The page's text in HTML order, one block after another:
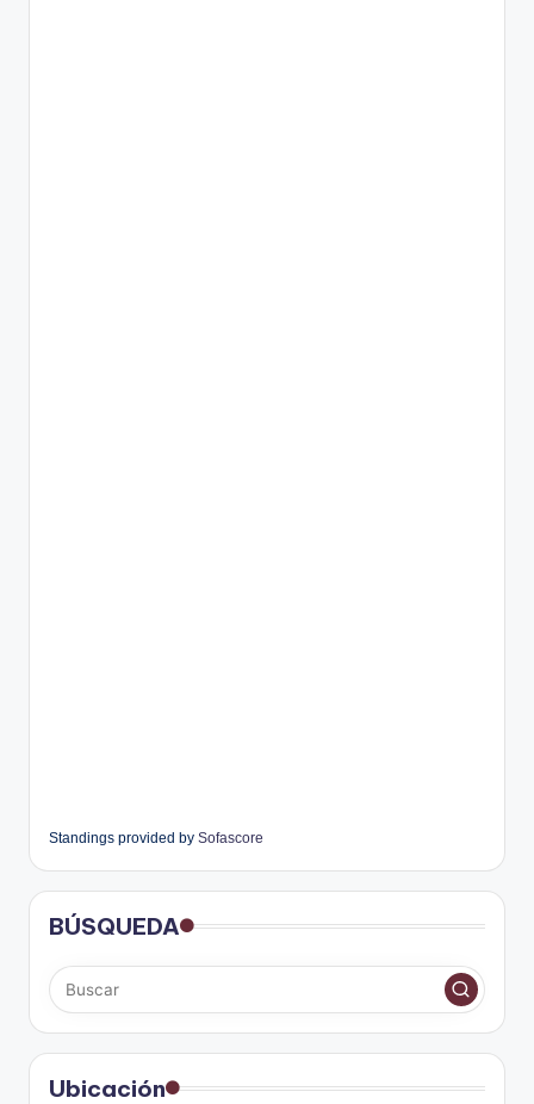
Standings provided by Sofascore
BÚSQUEDA
Ubicación